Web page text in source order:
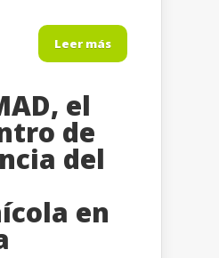
Leer más
el
de
del
en